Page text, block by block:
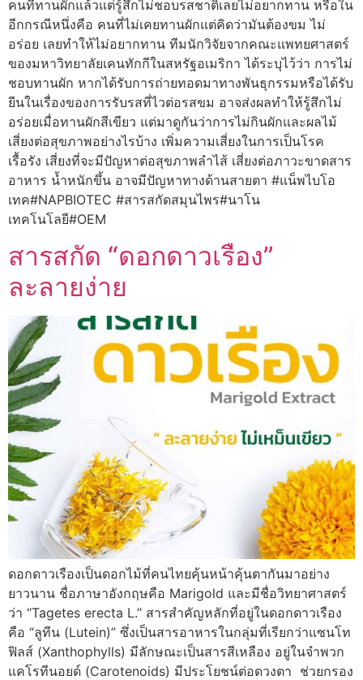
คนที่ทานผักแล้วแต่รู้สึกไม่ชอบรสชาติเลยไม่อยากทาน หรือใน
อีกกรณีหนึ่งคือ คนที่ไม่เคยทานผักแต่คิดว่ามันต้องขม ไม่
อร่อย เลยทำให้ไม่อยากทาน ทีมนักวิจัยจากคณะแพทยศาสตร์
ของมหาวิทยาลัยเคนทักกีในสหรัฐอเมริกา ได้ระบุไว้ว่า การไม่
ชอบทานผัก หากได้รับการถ่ายทอดมาทางพันธุกรรมหรือได้รับ
ยีนในเรื่องของการรับรสที่ไวต่อรสขม อาจส่งผลทำให้รู้สึกไม่
อร่อยเมื่อทานผักสีเขียว แต่มาดูกันว่าการไม่กินผักและผลไม้
เสี่ยงต่อสุขภาพอย่างไรบ้าง เพิ่มความเสี่ยงในการเป็นโรค
เรื้อรัง เสี่ยงที่จะมีปัญหาต่อสุขภาพลำไส้ เสี่ยงต่อภาวะขาดสาร
อาหาร น้ำหนักขึ้น อาจมีปัญหาทางด้านสายตา #แน็พไบโอ
เทค#NAPBIOTEC #สารสกัดสมุนไพร#นาโน
เทคโนโลยี#OEM
สารสกัด “ดอกดาวเรือง”
ละลายง่าย
ดอกดาวเรืองเป็นดอกไม้ที่คนไทยคุ้นหน้าคุ้นตากันมาอย่าง
ยาวนาน ชื่อภาษาอังกฤษคือ Marigold และมีชื่อวิทยาศาสตร์
ว่า “Tagetes erecta L.” สารสำคัญหลักที่อยู่ในดอกดาวเรือง
คือ “ลูทีน (Lutein)” ซึ่งเป็นสารอาหารในกลุ่มที่เรียกว่าแซนโท
ฟิลส์ (Xanthophylls) มีลักษณะเป็นสารสีเหลือง อยู่ในจำพวก
แคโรทีนอยด์ (Carotenoids) มีประโยชน์ต่อดวงตา ช่วยกรอง